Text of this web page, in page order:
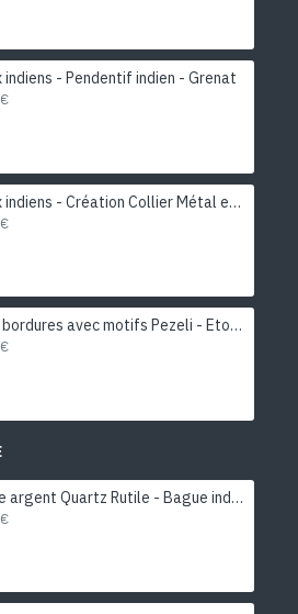
indiens - Pendentif indien - Grenat
Bijoux indiens - Création Collier Métal et Pierre de Lune
Etole bordures avec motifs Pezeli - Etole indienne
Bague argent Quartz Rutile - Bague indienne - Bijoux indiens